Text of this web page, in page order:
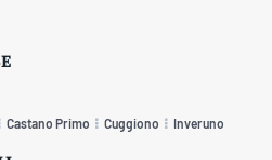
Castano Primo Cuggiono Inveruno